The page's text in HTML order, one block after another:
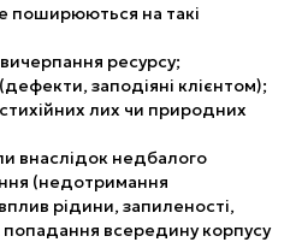
поширюються на такі
ресурсу;
заподіяні клієнтом);
лих чи природних
внаслідок недбалого
(недотримання
рідини, запиленості,
всередину корпусу